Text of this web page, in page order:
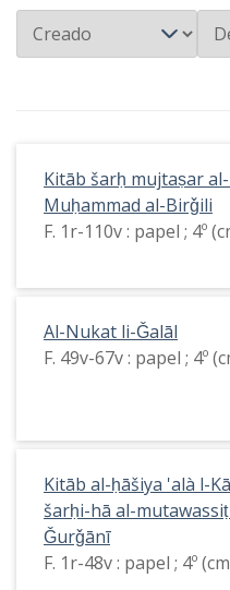
Kitāb šarḥ mujtaṣar
Muḥammad al-Birǧili
F. 1r-110v : papel ; 4º
Al-Nukat li-Ǧalāl
F. 49v-67v : papel ; 4º
Kitāb al-ḥāšiya 'alà l-
šarḥi-hā al-
Ǧurǧānī
F. 1r-48v : papel ; 4º